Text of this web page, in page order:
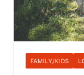
FAMILY/KIDS